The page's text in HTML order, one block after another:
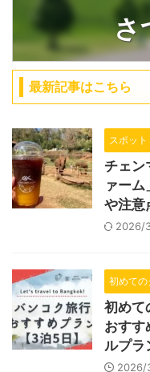
さ
最新記事はこちら
スポット
チェン
ァー
や注意
2026/
初めて
初めて
おすす
ルプラ
2026/